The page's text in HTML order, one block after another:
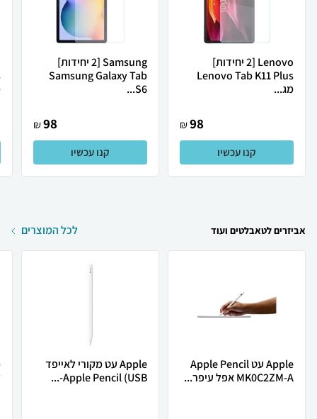
Lenovo [2 יחידות]
Lenovo Tab K11 Plus
מג...
98
₪
קנו עכשיו
Samsung [2 יחידות]
Samsung Galaxy Tab
S6...
98
₪
קנו עכשיו
אביזרים לטאבלטים ועוד לכל המוצרים
Apple עט Apple Pencil
MK0C2ZM-A אפל עיפר...
Apple עט מקורי לאייפד
Apple Pencil (USB-...